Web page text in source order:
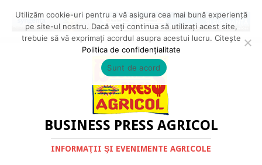
BUSINESS PRESS AGRICOL
INFORMAŢII ŞI EVENIMENTE AGRICOLE
Utilizăm cookie-uri pentru a vă asigura cea mai bună experiență
pe site-ul nostru. Dacă veți continua să utilizați acest site,
trebuie să vă exprimați acordul asupra acestui lucru. Citește
Politica de confidențialitate
Sunt de acord